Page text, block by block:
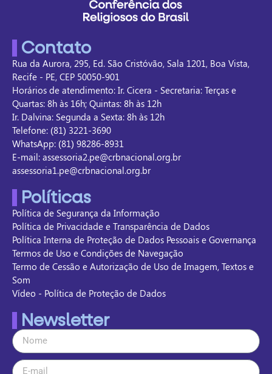
Contato
Rua da Aurora, 295, Ed. São Cristóvão, Sala 1201, Boa Vista,
Recife - PE, CEP 50050-901
Horários de atendimento: Ir. Cicera - Secretaria: Terças e
Quartas: 8h às 16h; Quintas: 8h às 12h
Ir. Dalvina: Segunda a Sexta: 8h às 12h
Telefone: (81) 3221-3690
WhatsApp: (81) 98286-8931
E-mail: assessoria2.pe@crbnacional.org.br
assessoria1.pe@crbnacional.org.br
Políticas
Política de Segurança da Informação
Política de Privacidade e Transparência de Dados
Política Interna de Proteção de Dados Pessoais e Governança
Termos de Uso e Condições de Navegação
Termo de Cessão e Autorização de Uso de Imagem, Textos e
Som
Vídeo - Política de Proteção de Dados
Newsletter